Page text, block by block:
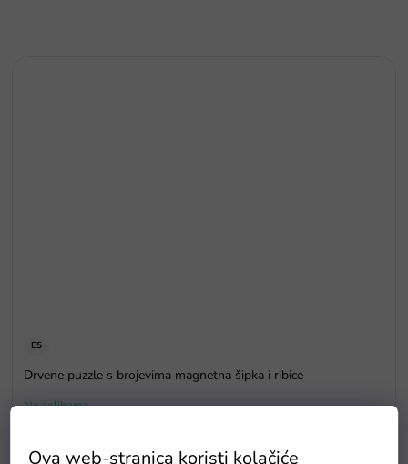
Ova web-stranica koristi kolačiće
E5
Drvene puzzle s brojevima magnetna šipka i ribice
Na zalihama